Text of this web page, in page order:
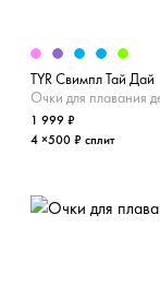
TYR Свимпл Тай Дай
1 999 ₽
4 ×500 ₽ сплит